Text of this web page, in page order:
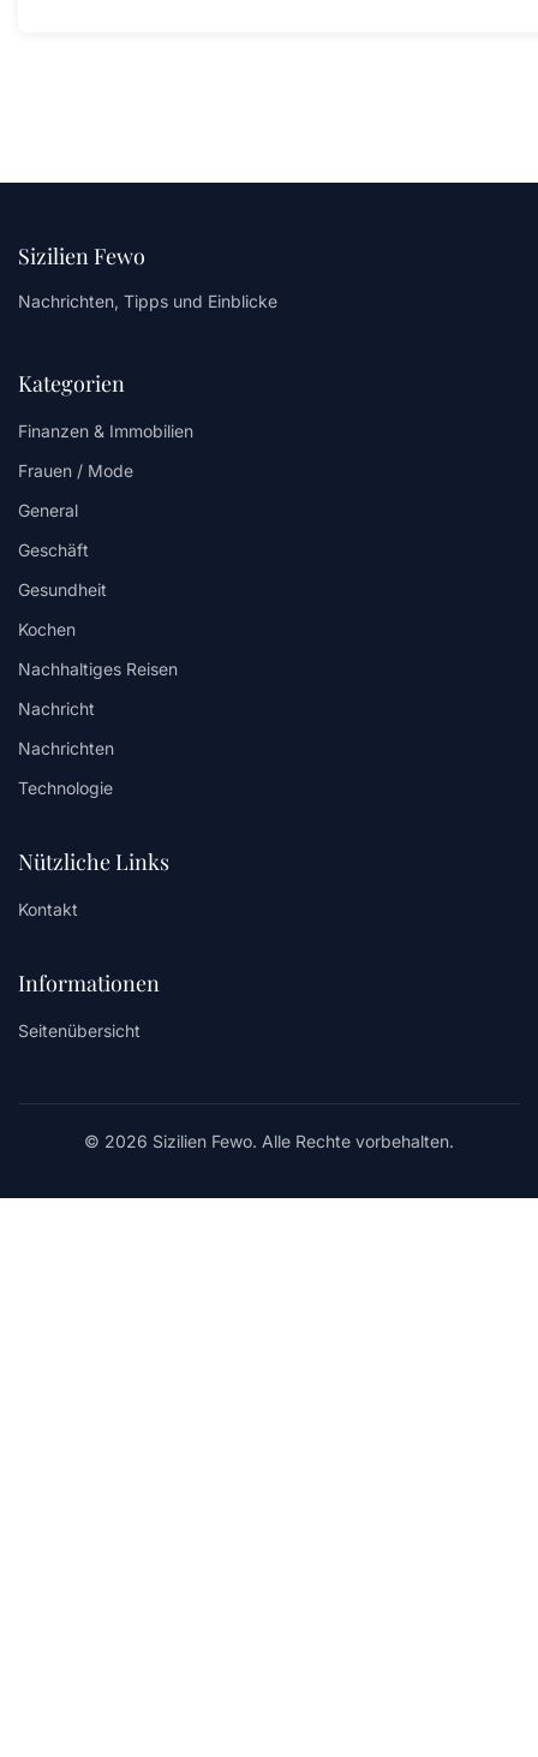
Sizilien Fewo
Nachrichten, Tipps und Einblicke
Kategorien
Finanzen & Immobilien
Frauen / Mode
General
Geschäft
Gesundheit
Kochen
Nachhaltiges Reisen
Nachricht
Nachrichten
Technologie
Nützliche Links
Kontakt
Informationen
Seitenübersicht
© 2026 Sizilien Fewo. Alle Rechte vorbehalten.